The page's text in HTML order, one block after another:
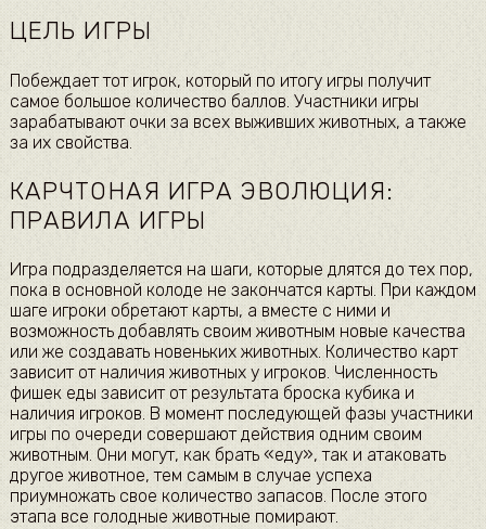
ЦЕЛЬ ИГРЫ
Побеждает тот игрок, который по итогу игры получит
самое большое количество баллов. Участники игры
зарабатывают очки за всех выживших животных, а также
за их свойства.
КАРЧТОНАЯ ИГРА ЭВОЛЮЦИЯ:
ПРАВИЛА ИГРЫ
Игра подразделяется на шаги, которые длятся до тех пор,
пока в основной колоде не закончатся карты. При каждом
шаге игроки обретают карты, а вместе с ними и
возможность добавлять своим животным новые качества
или же создавать новеньких животных. Количество карт
зависит от наличия животных у игроков. Численность
фишек еды зависит от результата броска кубика и
наличия игроков. В момент последующей фазы участники
игры по очереди совершают действия одним своим
животным. Они могут, как брать «еду», так и атаковать
другое животное, тем самым в случае успеха
приумножать свое количество запасов. После этого
этапа все голодные животные помирают.